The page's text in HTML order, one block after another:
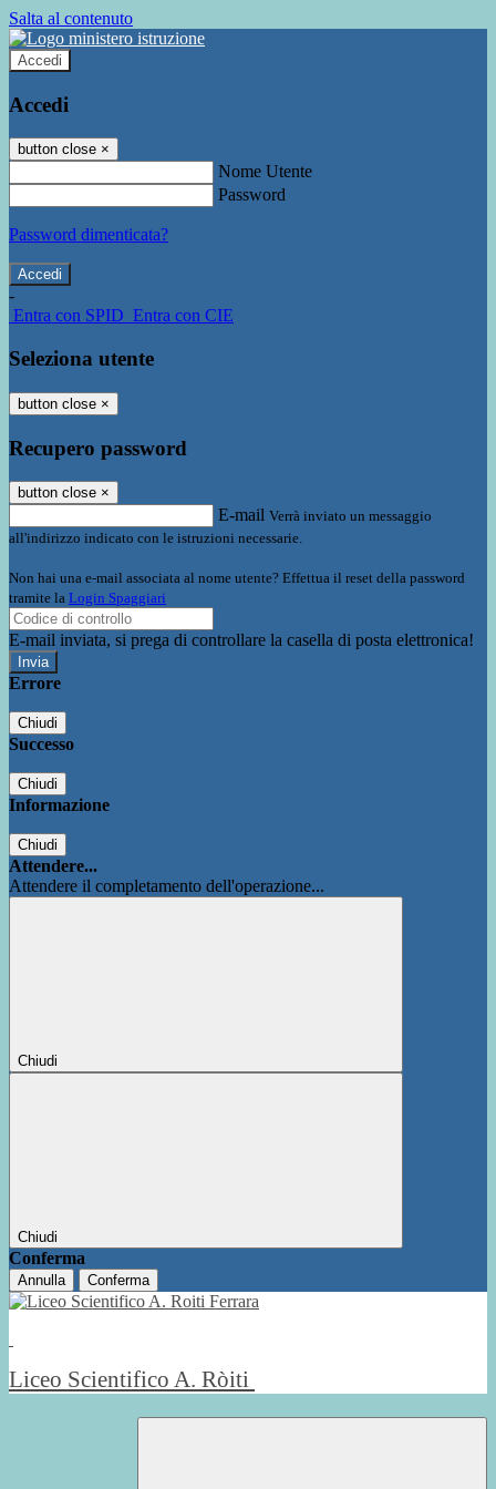
Salta al contenuto
Accedi
Accedi
button close ×
Nome Utente
Password
Password dimenticata?
-
Entra con SPID Entra con CIE
Seleziona utente
button close ×
Recupero password
button close ×
E-mail Verrà inviato un messaggio
all'indirizzo indicato con le istruzioni necessarie.
Non hai una e-mail associata al nome utente? Effettua il reset della password
tramite la Login Spaggiari
E-mail inviata, si prega di controllare la casella di posta elettronica!
Errore
Chiudi
Successo
Chiudi
Informazione
Chiudi
Attendere...
Attendere il completamento dell'operazione...
Chiudi
Chiudi
Conferma
Annulla Conferma
Liceo Scientifico A. Ròiti